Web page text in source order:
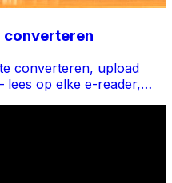
converteren
converteren, upload
lees op elke e-reader,